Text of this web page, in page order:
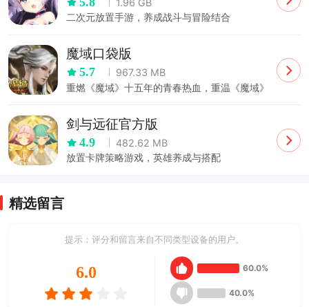
二次元放置手游，养成战斗与冒险结合
魔域口袋版
5.7
967.33 MB
重燃《魔域》十五年的青春热血，重温《魔域》
剑与远征官方版
4.9
482.62 MB
放置卡牌策略游戏，英雄养成与搭配
精选留言
提示：评分和留言来自不同类型设备的用户。
6.0 60.0%
40.0%